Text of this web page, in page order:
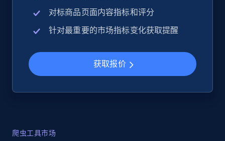
对标商品页面内容指标和评分
针对最重要的市场指标变化获取提醒
获取报价
爬虫工具市场